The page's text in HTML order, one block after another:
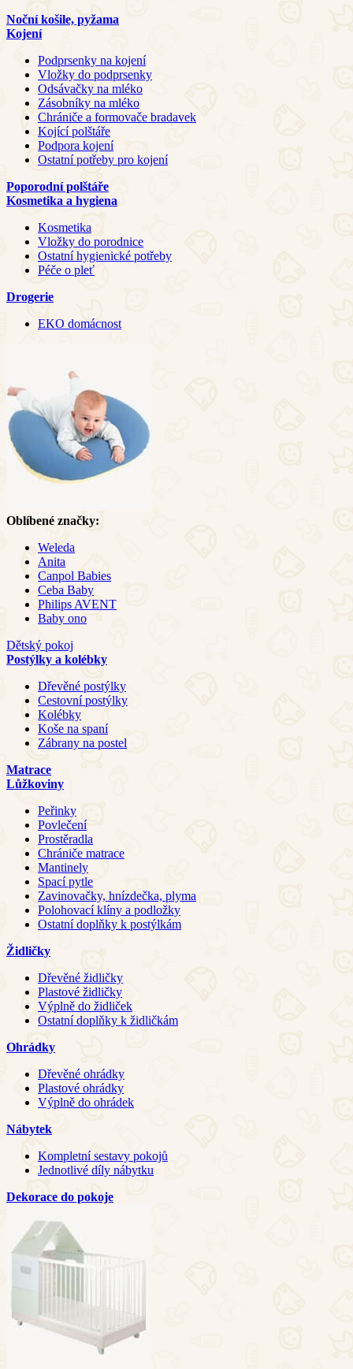
Noční košile, pyžama
Kojení
Podprsenky na kojení
Vložky do podprsenky
Odsávačky na mléko
Zásobníky na mléko
Chrániče a formovače bradavek
Kojící polštáře
Podpora kojení
Ostatní potřeby pro kojení
Poporodní polštáře
Kosmetika a hygiena
Kosmetika
Vložky do porodnice
Ostatní hygienické potřeby
Péče o pleť
Drogerie
EKO domácnost
Oblíbené značky:
Weleda
Anita
Canpol Babies
Ceba Baby
Philips AVENT
Baby ono
Dětský pokoj
Postýlky a kolébky
Dřevěné postýlky
Cestovní postýlky
Kolébky
Koše na spaní
Zábrany na postel
Matrace
Lůžkoviny
Peřinky
Povlečení
Prostěradla
Chrániče matrace
Mantinely
Spací pytle
Zavinovačky, hnízdečka, plyma
Polohovací klíny a podložky
Ostatní doplňky k postýlkám
Židličky
Dřevěné židličky
Plastové židličky
Výplně do židliček
Ostatní doplňky k židličkám
Ohrádky
Dřevěné ohrádky
Plastové ohrádky
Výplně do ohrádek
Nábytek
Kompletní sestavy pokojů
Jednotlivé díly nábytku
Dekorace do pokoje